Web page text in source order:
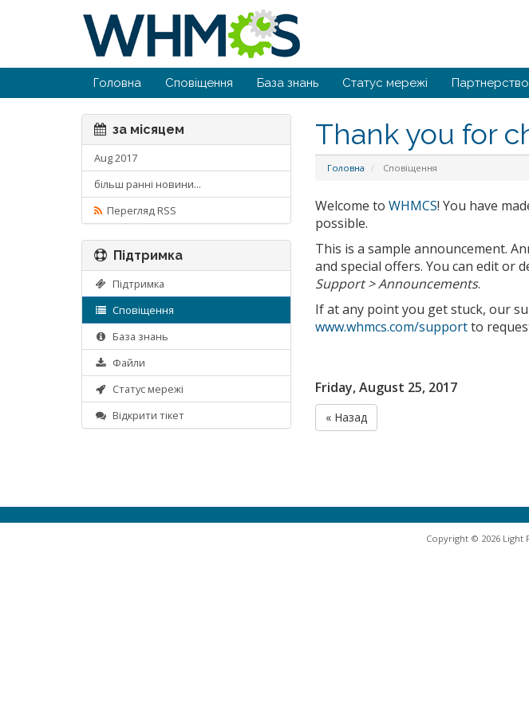
Головна Сповіщення База знань Статус мережі Партнерство
Thank you for
Головна Сповіщення
за місяцем
Aug 2017
більш ранні новини...
Перегляд RSS
Welcome to WHMCS! You have
possible.
This is a sample announcement.
and special offers. You can edit or
Support > Announcements.
If at any point you get stuck, our
www.whmcs.com/supportto
Friday, August 25, 2017
« Назад
Підтримка
Підтримка
Сповіщення
База знань
Файли
Статус мережі
Відкрити тікет
Copyright © 2026 Light